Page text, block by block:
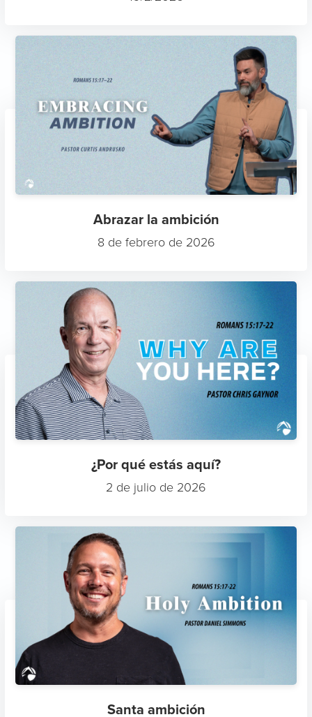
Abrazar la ambición
8 de febrero de 2026
¿Por qué estás aquí?
2 de julio de 2026
Santa ambición